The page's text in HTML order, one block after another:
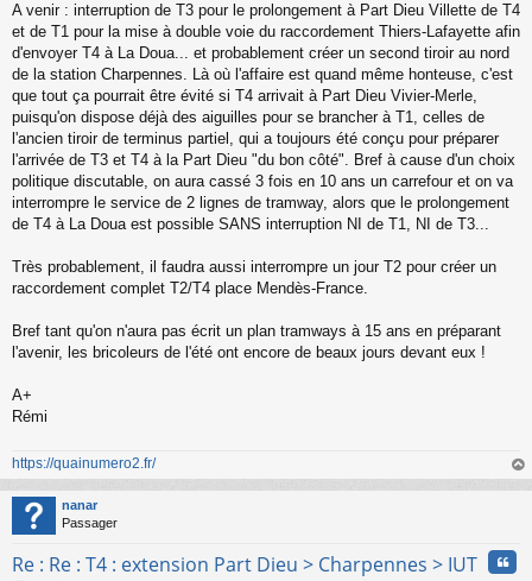
A venir : interruption de T3 pour le prolongement à Part Dieu Villette de T4
et de T1 pour la mise à double voie du raccordement Thiers-Lafayette afin
d'envoyer T4 à La Doua... et probablement créer un second tiroir au nord
de la station Charpennes. Là où l'affaire est quand même honteuse, c'est
que tout ça pourrait être évité si T4 arrivait à Part Dieu Vivier-Merle,
puisqu'on dispose déjà des aiguilles pour se brancher à T1, celles de
l'ancien tiroir de terminus partiel, qui a toujours été conçu pour préparer
l'arrivée de T3 et T4 à la Part Dieu "du bon côté". Bref à cause d'un choix
politique discutable, on aura cassé 3 fois en 10 ans un carrefour et on va
interrompre le service de 2 lignes de tramway, alors que le prolongement
de T4 à La Doua est possible SANS interruption NI de T1, NI de T3...
Très probablement, il faudra aussi interrompre un jour T2 pour créer un
raccordement complet T2/T4 place Mendès-France.
Bref tant qu'on n'aura pas écrit un plan tramways à 15 ans en préparant
l'avenir, les bricoleurs de l'été ont encore de beaux jours devant eux !
A+
Rémi
https://quainumero2.fr/
au
nanar
Passager
Re : Re : T4 : extension Part Dieu > Charpennes > IUT